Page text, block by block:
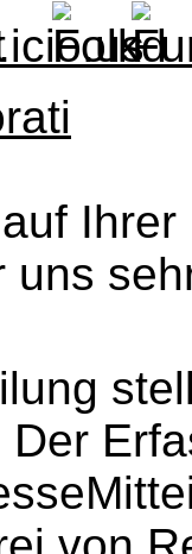
uns
Der